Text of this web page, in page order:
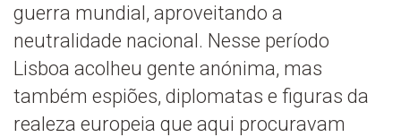
guerra mundial, aproveitando a
neutralidade nacional. Nesse período
Lisboa acolheu gente anónima, mas
também espiões, diplomatas e figuras da
realeza europeia que aqui procuravam